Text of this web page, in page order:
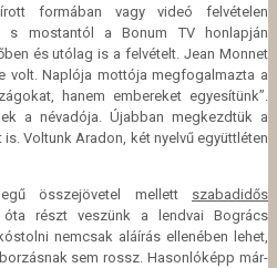
formában vagy videó felvételen
s mostantól a Bonum TV honlapján
és utólag is a felvételt. Jean Monnet
volt. Naplója mottója megfogalmazta a
hanem embereket egyesítünk”.
a névadója. Újabban megkezdtük a
Voltunk Aradon, két nyelvű együttléten
összejövetel mellett szabadidős
részt veszünk a lendvai Bogrács
nemcsak aláírás ellenében lehet,
sem rossz. Hasonlóképp már-